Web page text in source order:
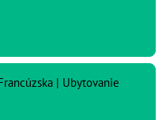
| Ubytovanie